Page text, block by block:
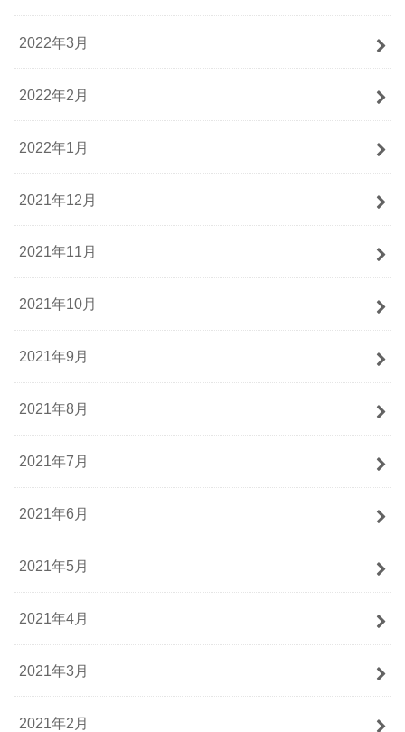
2022年3月
2022年2月
2022年1月
2021年12月
2021年11月
2021年10月
2021年9月
2021年8月
2021年7月
2021年6月
2021年5月
2021年4月
2021年3月
2021年2月